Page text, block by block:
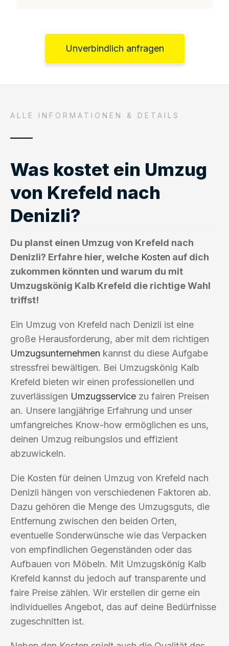
Unverbindlich anfragen
ALLE INFORMATIONEN & DETAILS
Was kostet ein Umzug
von Krefeld nach
Denizli?
Du planst einen Umzug von Krefeld nach
Denizli? Erfahre hier, welche Kosten auf dich
zukommen könnten und warum du mit
Umzugskönig Kalb Krefeld die richtige Wahl
triffst!
Ein Umzug von Krefeld nach Denizli ist eine
große Herausforderung, aber mit dem richtigen
Umzugsunternehmen kannst du diese Aufgabe
stressfrei bewältigen. Bei Umzugskönig Kalb
Krefeld bieten wir einen professionellen und
zuverlässigen Umzugsservice zu fairen Preisen
an. Unsere langjährige Erfahrung und unser
umfangreiches Know-how ermöglichen es uns,
deinen Umzug reibungslos und effizient
abzuwickeln.
Die Kosten für deinen Umzug von Krefeld nach
Denizli hängen von verschiedenen Faktoren ab.
Dazu gehören die Menge des Umzugsguts, die
Entfernung zwischen den beiden Orten,
eventuelle Sonderwünsche wie das Verpacken
von empfindlichen Gegenständen oder das
Aufbauen von Möbeln. Mit Umzugskönig Kalb
Krefeld kannst du jedoch auf transparente und
faire Preise zählen. Wir erstellen dir gerne ein
individuelles Angebot, das auf deine Bedürfnisse
zugeschnitten ist.